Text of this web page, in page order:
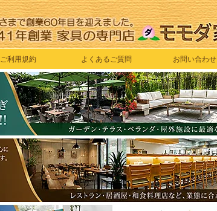
ご利用規約 よくあるご質問 お問い合わせ